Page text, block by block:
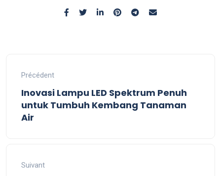
Précédent
Inovasi Lampu LED Spektrum Penuh
untuk Tumbuh Kembang Tanaman
Air
Suivant